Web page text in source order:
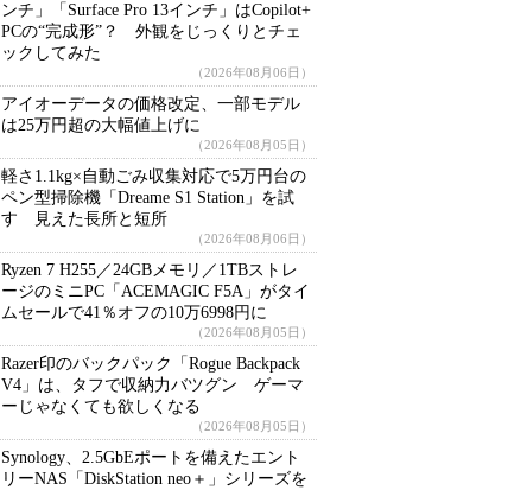
ンチ」「Surface Pro 13インチ」はCopilot+
PCの“完成形”？ 外観をじっくりとチェ
ックしてみた
（2026年08月06日）
アイオーデータの価格改定、一部モデル
は25万円超の大幅値上げに
（2026年08月05日）
軽さ1.1kg×自動ごみ収集対応で5万円台の
ペン型掃除機「Dreame S1 Station」を試
す 見えた長所と短所
（2026年08月06日）
Ryzen 7 H255／24GBメモリ／1TBストレ
ージのミニPC「ACEMAGIC F5A」がタイ
ムセールで41％オフの10万6998円に
（2026年08月05日）
Razer印のバックパック「Rogue Backpack
V4」は、タフで収納力バツグン ゲーマ
ーじゃなくても欲しくなる
（2026年08月05日）
Synology、2.5GbEポートを備えたエント
リーNAS「DiskStation neo＋」シリーズを